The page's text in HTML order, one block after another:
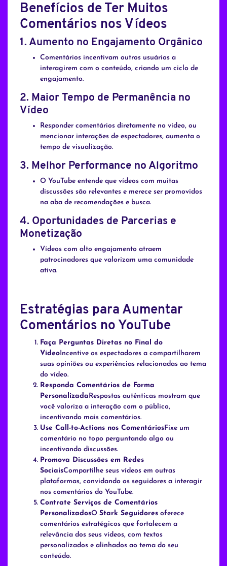
Benefícios de Ter Muitos
Comentários nos Vídeos
1. Aumento no Engajamento Orgânico
Comentários incentivam outros usuários a
interagirem com o conteúdo, criando um ciclo de
engajamento.
2. Maior Tempo de Permanência no
Vídeo
Responder comentários diretamente no vídeo, ou
mencionar interações de espectadores, aumenta o
tempo de visualização.
3. Melhor Performance no Algoritmo
O YouTube entende que vídeos com muitas
discussões são relevantes e merece ser promovidos
na aba de recomendações e busca.
4. Oportunidades de Parcerias e
Monetização
Vídeos com alto engajamento atraem
patrocinadores que valorizam uma comunidade
ativa.
Estratégias para Aumentar
Comentários no YouTube
Faça Perguntas Diretas no Final do
Vídeo Incentive os espectadores a compartilharem
suas opiniões ou experiências relacionadas ao tema
do vídeo.
Responda Comentários de Forma
Personalizada Respostas autênticas mostram que
você valoriza a interação com o público,
incentivando mais comentários.
Use Call-to-Actions nos Comentários Fixe um
comentário no topo perguntando algo ou
incentivando discussões.
Promova Discussões em Redes
SociaisCompartilhe seus vídeos em outras
plataformas, convidando os seguidores a interagir
nos comentários do YouTube.
Contrate Serviços de Comentários
PersonalizadosO Stark Seguidores oferece
comentários estratégicos que fortalecem a
relevância dos seus vídeos, com textos
personalizados e alinhados ao tema do seu
conteúdo.